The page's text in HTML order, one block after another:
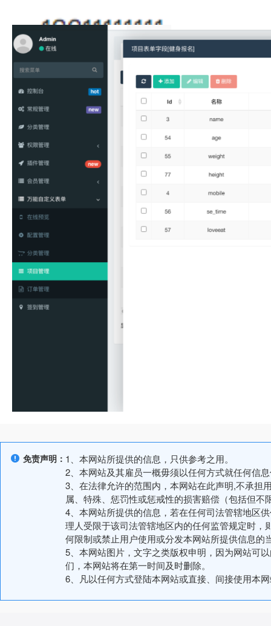
免责声明： 1、本网站所提供的信息，只供参考之用。
2、本网站及其雇员一概毋须以任何方式就任何信
3、在法律允许的范围内，本网站在此声明,不承担
属、特殊、惩罚性或惩戒性的损害赔偿（包括但
4、本网站所提供的信息，若在任何司法管辖地区
理人受限于该司法管辖地区内的任何监管规定时
何限制或禁止用户使用或分发本网站所提供信息的
5、本网站图片，文字之类版权申明，因为网站可
们，本网站将在第一时间及时删除。
6、凡以任何方式登陆本网站或直接、间接使用本